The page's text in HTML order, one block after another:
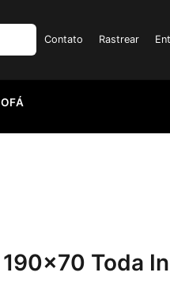
Contato Rastrear
Toda